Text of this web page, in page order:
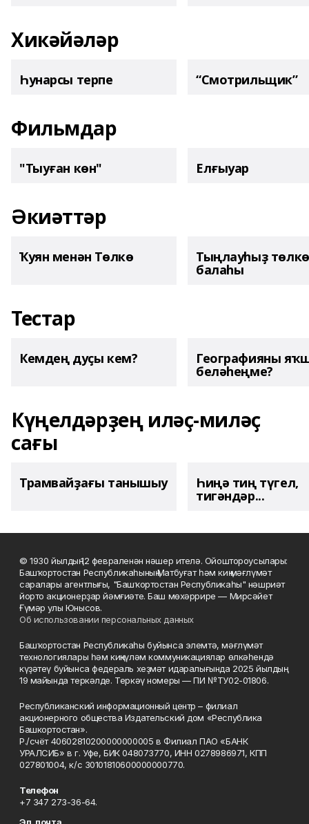
Хикәйәләр
Һунарсы терпе “Смотрильщик”
Фильмдар
"Тыуған көн" Елғыуар
Әкиәттәр
Ҡуян менән Төлкө Тыңлауһыҙ төлкө
балаһы
Тестар
Кемдең дуҫы кем? Географияны
беләһеңме?
Күңелдәрҙең иләҫ-миләҫ
сағы
Трамвайҙағы танышыу Һиңә тиң түгел,
тигәндәр...
© 1930 йылдың 12 февраленән нәшер ителә. Ойоштороусылары:
Башҡортостан Республикаһының Матбуғат һәм киң мәғлүмәт
саралары агентлығы, "Башҡортостан Республикаһы" нәшриәт
йорто акционерҙар йәмғиәте. Баш мөхәррире — Мирсәйет
Ғүмәр улы Юнысов.
Об использовании персональных данных
Башҡортостан Республикаһы буйынса элемтә, мәғлүмәт
технологиялары һәм киңкүләм коммуникациялар өлкәһендә
күҙәтеү буйынса федераль хеҙмәт идаралығында 2025 йылдың
19 майында теркәлде. Теркәү номеры — ПИ №ТУ02-01806.
Республиканский информационный центр – филиал
акционерного общества Издательский дом «Республика
Башкортостан».
Р./счёт 40602810200000000005 в Филиал ПАО «БАНК
УРАЛСИБ» в г. Уфе, БИК 048073770, ИНН 0278986971, КПП
027801004, к/с 30101810600000000770.
Телефон
+7 347 273-36-64.